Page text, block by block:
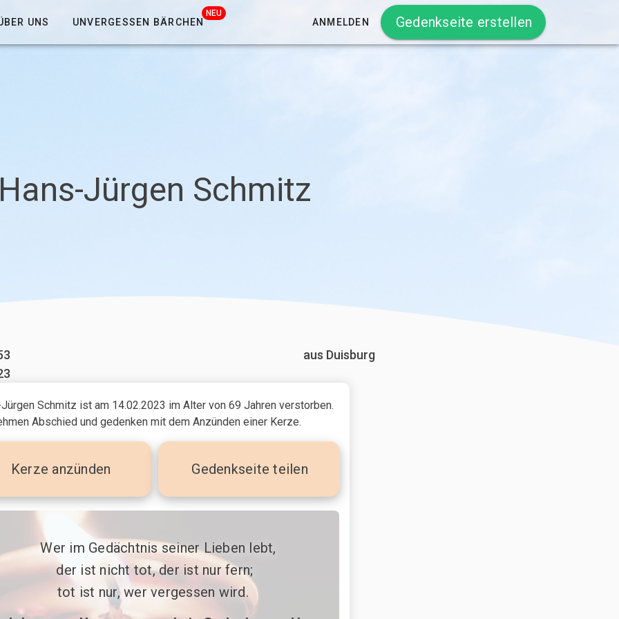
UNS UNVERGESSEN BÄRCHEN
NEU
ANMELDEN Gedenkseite erstellen
Jürgen Schmitz
aus Duisburg
Schmitz ist am 14.02.2023 im Alter von 69 Jahren verstorben.
Abschied und gedenken mit dem Anzünden einer Kerze.
Kerze anzünden Gedenkseite teilen
Wer im Gedächtnis seiner Lieben lebt,
der ist nicht tot, der ist nur fern;
tot ist nur, wer vergessen wird.